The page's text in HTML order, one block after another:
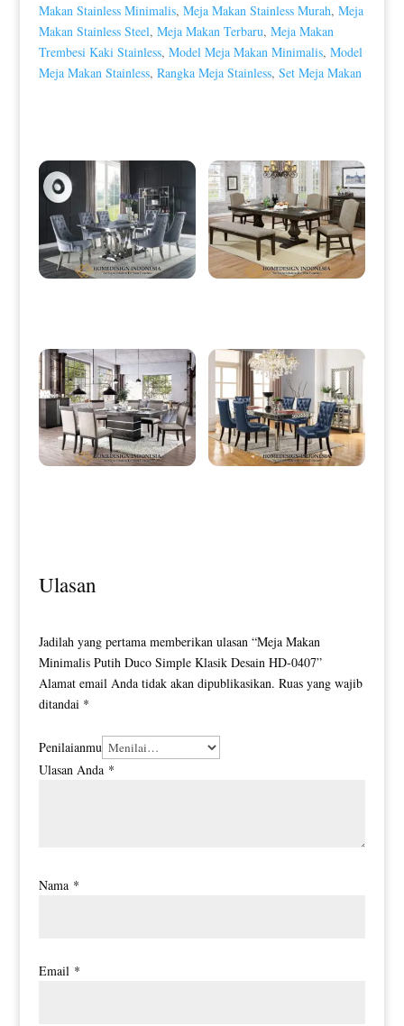
Makan Stainless Minimalis, Meja Makan Stainless Murah, Meja
Makan Stainless Steel, Meja Makan Terbaru, Meja Makan
Trembesi Kaki Stainless, Model Meja Makan Minimalis, Model
Meja Makan Stainless, Rangka Meja Stainless, Set Meja Makan
Ulasan
Jadilah yang pertama memberikan ulasan “Meja Makan
Minimalis Putih Duco Simple Klasik Desain HD-0407”
Alamat email Anda tidak akan dipublikasikan. Ruas yang wajib
ditandai *
Penilaianmu
Ulasan Anda *
Nama *
Email *